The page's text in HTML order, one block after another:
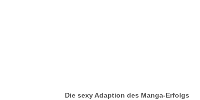
Die sexy Adaption des Manga-Erfolgs